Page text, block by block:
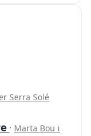
Serra Solé
· Marta Bou i